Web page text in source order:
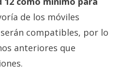
de los móviles
compatibles, por lo
anteriores que